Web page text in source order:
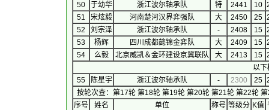
50
于幼华 浙江波尔轴承队 特 2441 10
51
宋炫毅 河南楚河汉界弈强队 大 2450 25
52
刘宗泽 浙江波尔轴承队 - 2408 15
53
杨辉 四川成都懿锦金弈队 大 2409 15
54
么毅 北京威凯＆金环建设京冀联队 大 2413 15
以
55
陈星宇 浙江波尔轴承队 - 2300 25
按轮次查： 第17轮 第18轮 第19轮 第20轮 第21轮 第22轮
序号
姓名 单位 称号 等级分 K值